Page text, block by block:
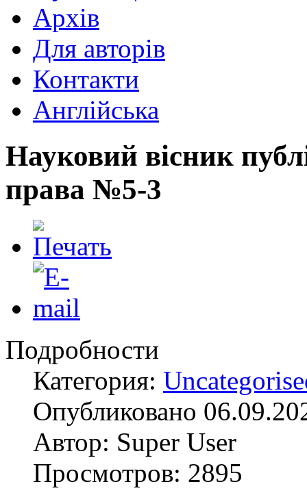
Архів
Для авторів
Контакти
Англійська
Науковий вісник
права №5-3
Подробности
Категория:
Опубликовано
Автор: Super User
Просмотров: 2895